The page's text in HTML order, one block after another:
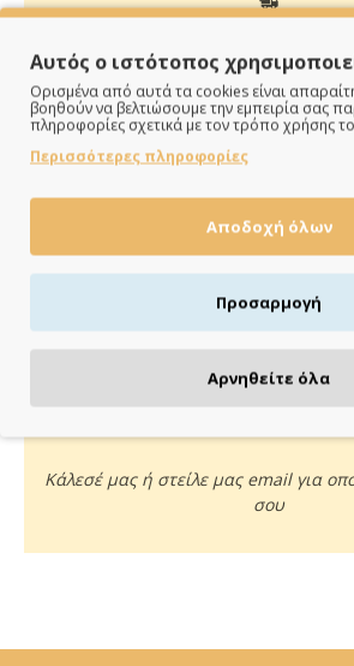
Άμεση αποστολή της παραγγελίας σου
ημέρες
Πιστωτική/χρεωστική κάρτα,
Κάλεσέ μας ή στείλε μας email για
σου
Αυτός ο ιστότοπος
Ορισμένα από αυτά τα cookies είναι
βοηθούν να βελτιώσουμε την εμπειρία σας
πληροφορίες σχετικά με τον τρόπο χρήσης
Περισσότερες πληροφορίες
Αποδοχή όλων
Προσαρμογή
Αρνηθείτε όλα